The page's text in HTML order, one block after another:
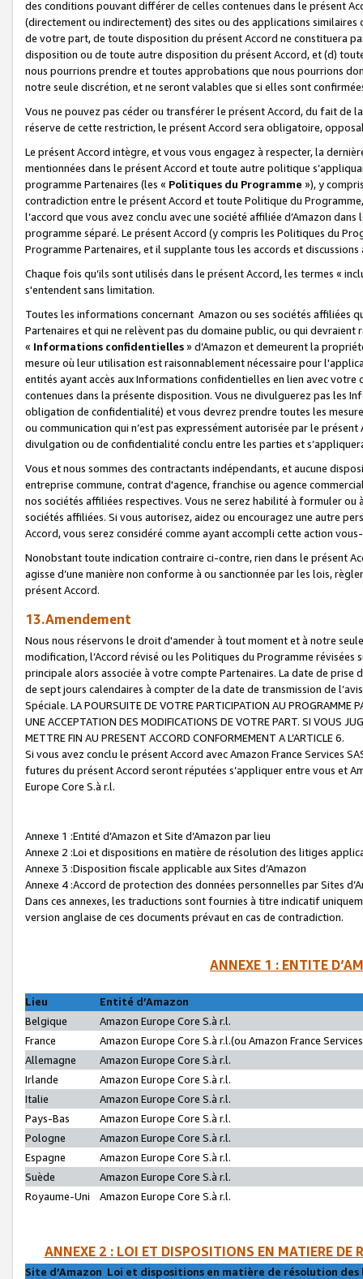
des conditions pouvant différer de celles contenues dans le présent
(directement ou indirectement) des sites ou des applications
de votre part, de toute disposition du présent Accord ne constituera
disposition ou de toute autre disposition du présent Accord, et (d)
nous pourrions prendre et toutes approbations que nous pourrions
notre seule discrétion, et ne seront valables que si elles sont
Vous ne pouvez pas céder ou transférer le présent Accord, du fait de
réserve de cette restriction, le présent Accord sera obligatoire,
Le présent Accord intègre, et vous vous engagez à respecter, la
mentionnées dans le présent Accord et toute autre politique
programme Partenaires (les « Politiques du Programme »), y
contradiction entre le présent Accord et toute Politique du
l’accord que vous avez conclu avec une société affiliée d’Amazon
programme séparé. Le présent Accord (y compris les Politiques du
Programme Partenaires, et il supplante tous les accords et discussions
Chaque fois qu’ils sont utilisés dans le présent Accord, les termes «
s'entendent sans limitation.
Toutes les informations concernant Amazon ou ses sociétés affiliées
Partenaires et qui ne relèvent pas du domaine public, ou qui
« Informations confidentielles» d’Amazon et demeurent la
mesure où leur utilisation est raisonnablement nécessaire pour
entités ayant accès aux Informations confidentielles en lien avec
contenues dans la présente disposition. Vous ne divulguerez pas les
obligation de confidentialité) et vous devrez prendre toutes les
ou communication qui n’est pas expressément autorisée par le
divulgation ou de confidentialité conclu entre les parties et
Vous et nous sommes des contractants indépendants, et aucune
entreprise commune, contrat d'agence, franchise ou agence
nos sociétés affiliées respectives. Vous ne serez habilité à formuler
sociétés affiliées. Si vous autorisez, aidez ou encouragez une autre
Accord, vous serez considéré comme ayant accompli cette action
Nonobstant toute indication contraire ci-contre, rien dans le présent
agisse d’une manière non conforme à ou sanctionnée par les lois,
présent Accord.
13.Amendement
Nous nous réservons le droit d'amender à tout moment et à notre
modification, l’Accord révisé ou les Politiques du Programme
principale alors associée à votre compte Partenaires. La date de
de sept jours calendaires à compter de la date de transmission de
Spéciale. LA POURSUITE DE VOTRE PARTICIPATION AU PROGRAMME
UNE ACCEPTATION DES MODIFICATIONS DE VOTRE PART. SI VOUS
METTRE FIN AU PRESENT ACCORD CONFORMEMENT A L’ARTICLE 6.
Si vous avez conclu le présent Accord avec Amazon France Services
futures du présent Accord seront réputées s’appliquer entre vous et
Europe Core S.à r.l.
Annexe 1 :Entité d’Amazon et Site d’Amazon par lieu
Annexe 2 :Loi et dispositions en matière de résolution des litiges
Annexe 3 :Disposition fiscale applicable aux Sites d’Amazon
Annexe 4 :Accord de protection des données personnelles par Sites
Dans ces annexes, les traductions sont fournies à titre indicatif
version anglaise de ces documents prévaut en cas de contradiction.
ANNEXE 1 : ENTITE
Lieu
Entité d’Amazon
Belgique
Amazon Europe Core S.à r.l.
France
Amazon Europe Core S.à r.l.(ou Amazon France
Allemagne
Amazon Europe Core S.à r.l.
Irlande
Amazon Europe Core S.à r.l.
Italie
Amazon Europe Core S.à r.l.
Pays-Bas
Amazon Europe Core S.à r.l.
Pologne
Amazon Europe Core S.à r.l.
Espagne
Amazon Europe Core S.à r.l.
Suède
Amazon Europe Core S.à r.l.
Royaume-Uni
Amazon Europe Core S.à r.l.
ANNEXE 2 : LOI ET DISPOSITIONS EN MATIERE DE
Site d’Amazon Loi et dispositions en matière de résolution